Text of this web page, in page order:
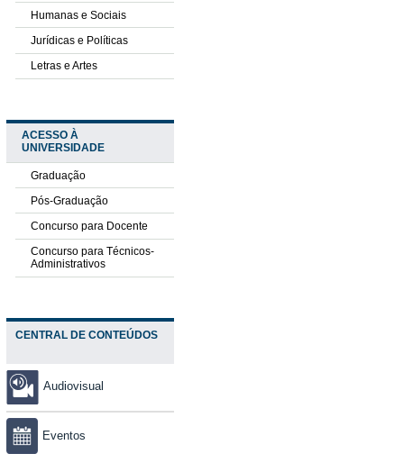
Humanas e Sociais
Jurídicas e Políticas
Letras e Artes
ACESSO À
UNIVERSIDADE
Graduação
Pós-Graduação
Concurso para Docente
Concurso para Técnicos-
Administrativos
CENTRAL DE CONTEÚDOS
Audiovisual
Eventos